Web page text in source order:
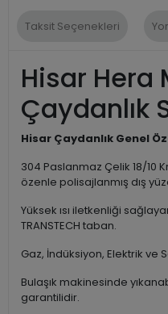
Taksit Seçenekleri
Hisar Hera
Çaydanlık
Hisar Çaydanlık Genel
304 Paslanmaz Çelik 18/10
özenle polisajlanmış dış
Yüksek ısı iletkenliği
TRANSTECH taban.
Gaz, İndüksiyon, Elektrik ve
Bulaşık makinesinde
garantilidir.